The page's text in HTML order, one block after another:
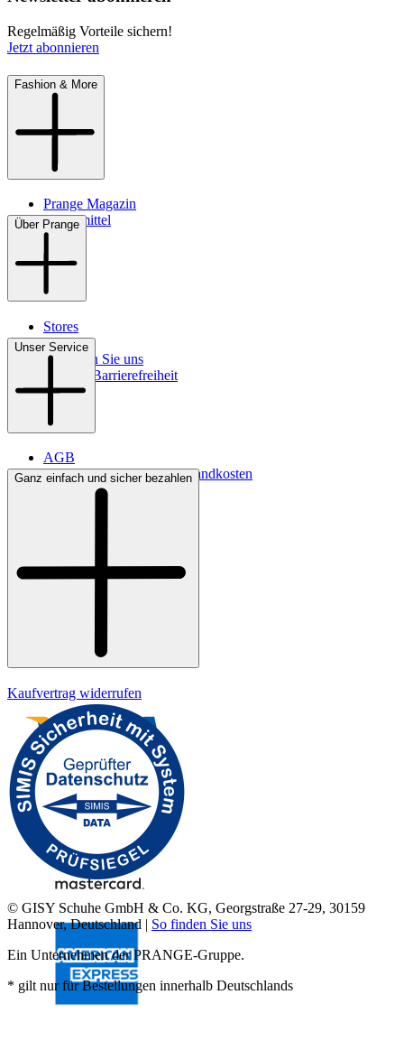
Regelmäßig Vorteile sichern!
Jetzt abonnieren
Fashion & More
Prange Magazin
Pflegemittel
Über Prange
Stores
Kontakt
So finden Sie uns
Digitale Barrierefreiheit
Unser Service
AGB
Lieferbedingungen & Versandkosten
Bezahlung
Ganz einfach und sicher bezahlen
Kaufvertrag widerrufen
© GISY Schuhe GmbH & Co. KG, Georgstraße 27-29, 30159
Hannover, Deutschland | So finden Sie uns
Ein Unternehmen der PRANGE-Gruppe.
* gilt nur für Bestellungen innerhalb Deutschlands